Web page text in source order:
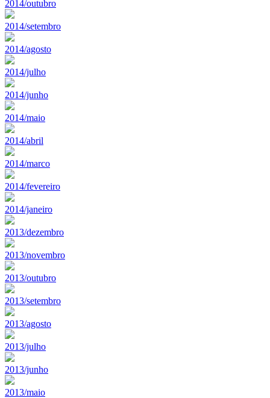
2014/outubro
2014/setembro
2014/agosto
2014/julho
2014/junho
2014/maio
2014/abril
2014/marco
2014/fevereiro
2014/janeiro
2013/dezembro
2013/novembro
2013/outubro
2013/setembro
2013/agosto
2013/julho
2013/junho
2013/maio